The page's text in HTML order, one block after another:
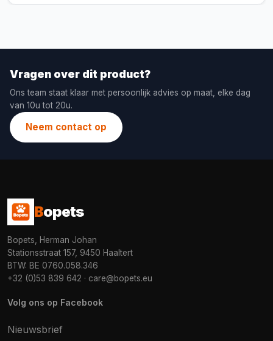
Vragen over dit product?
Ons team staat klaar met persoonlijk advies op maat, elke dag
van 10u tot 20u.
Neem contact op
Bopets
Bopets, Herman Johan
Stationsstraat 157, 9450 Haaltert
BTW: BE 0760.058.346
+32 (0)53 839 642 · care@bopets.eu
Volg ons op Facebook
Nieuwsbrief